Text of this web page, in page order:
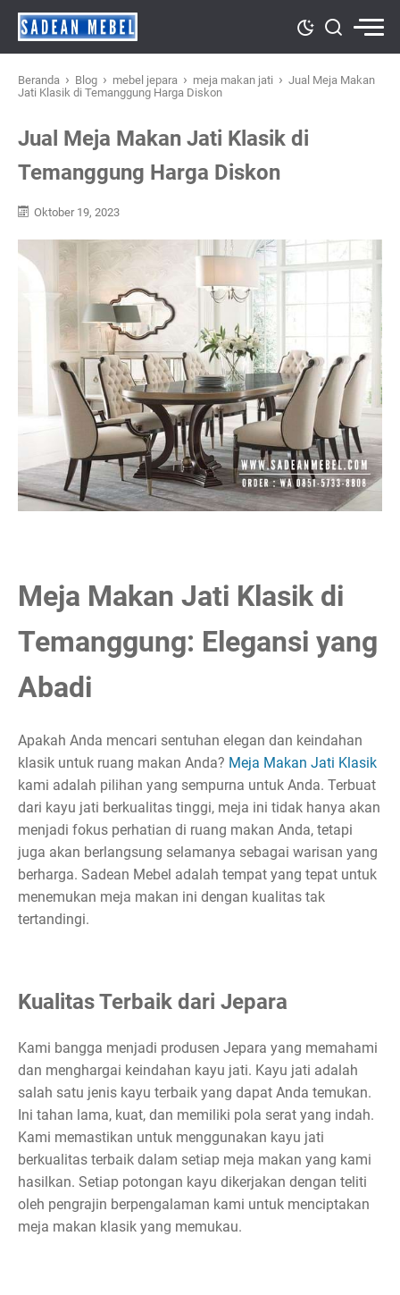
Beranda › Blog › mebel jepara › meja makan jati › Jual Meja Makan
Jati Klasik di Temanggung Harga Diskon
Jual Meja Makan Jati Klasik di
Temanggung Harga Diskon
Oktober 19, 2023
Meja Makan Jati Klasik di
Temanggung: Elegansi yang
Abadi
Apakah Anda mencari sentuhan elegan dan keindahan
klasik untuk ruang makan Anda? Meja Makan Jati Klasik
kami adalah pilihan yang sempurna untuk Anda. Terbuat
dari kayu jati berkualitas tinggi, meja ini tidak hanya akan
menjadi fokus perhatian di ruang makan Anda, tetapi
juga akan berlangsung selamanya sebagai warisan yang
berharga. Sadean Mebel adalah tempat yang tepat untuk
menemukan meja makan ini dengan kualitas tak
tertandingi.
Kualitas Terbaik dari Jepara
Kami bangga menjadi produsen Jepara yang memahami
dan menghargai keindahan kayu jati. Kayu jati adalah
salah satu jenis kayu terbaik yang dapat Anda temukan.
Ini tahan lama, kuat, dan memiliki pola serat yang indah.
Kami memastikan untuk menggunakan kayu jati
berkualitas terbaik dalam setiap meja makan yang kami
hasilkan. Setiap potongan kayu dikerjakan dengan teliti
oleh pengrajin berpengalaman kami untuk menciptakan
meja makan klasik yang memukau.